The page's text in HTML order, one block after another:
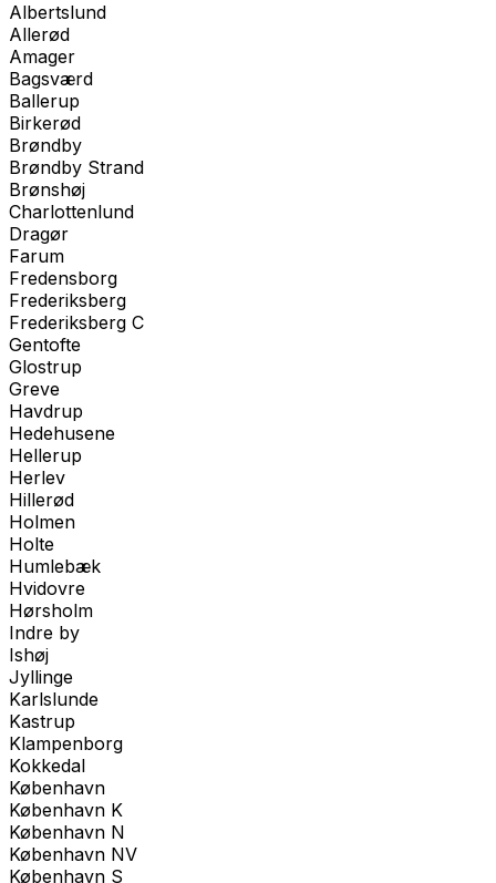
Albertslund
Allerød
Amager
Bagsværd
Ballerup
Birkerød
Brøndby
Brøndby Strand
Brønshøj
Charlottenlund
Dragør
Farum
Fredensborg
Frederiksberg
Frederiksberg C
Gentofte
Glostrup
Greve
Havdrup
Hedehusene
Hellerup
Herlev
Hillerød
Holmen
Holte
Humlebæk
Hvidovre
Hørsholm
Indre by
Ishøj
Jyllinge
Karlslunde
Kastrup
Klampenborg
Kokkedal
København
København K
København N
København NV
København S